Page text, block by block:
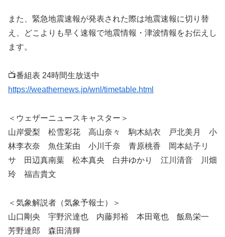
また、緊急地震速報が発表された際は地震速報に切り替
え、どこよりも早く速報で地震情報・津波情報をお伝えし
ます。
📺️番組表 24時間生放送中
https://weathernews.jp/wnl/timetable.html
＜ウェザーニュースキャスター＞
山岸愛梨 松雪彩花 高山奈々 駒木結衣 戸北美月 小
林李衣奈 魚住茉由 小川千奈 青原桃香 岡本結子リ
サ 田辺真南葉 松本真央 白井ゆかり 江川清音 川畑
玲 福吉貴文
＜気象解説者（気象予報士）＞
山口剛央 宇野沢達也 内藤邦裕 本田竜也 飯島栄一
芳野達郎 森田清輝